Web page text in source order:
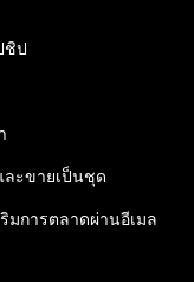
ชิป
ละขายเป็นชุด
มการตลาดผ่านอีเมล